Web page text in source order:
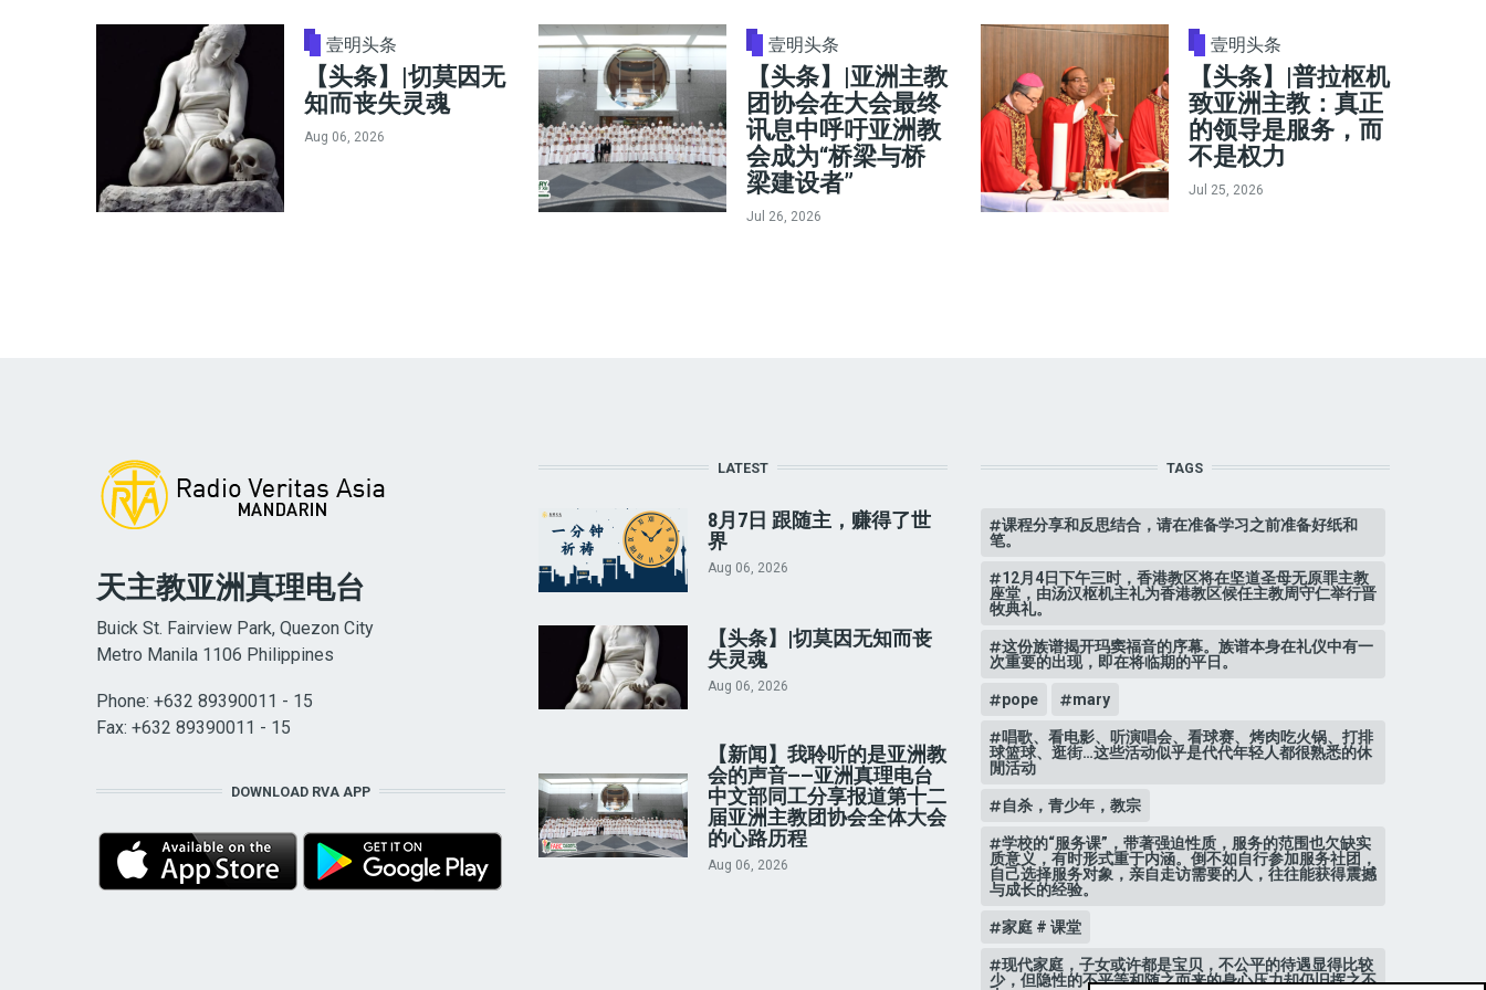
壹明头条
【头条】|切莫因无
知而丧失灵魂
Aug 06, 2026
壹明头条
【头条】|亚洲主教
团协会在大会最终
讯息中呼吁亚洲教
会成为“桥梁与桥
梁建设者”
Jul 26, 2026
壹明头条
【头条】|普拉枢机
致亚洲主教：真正
的领导是服务，而
不是权力
Jul 25, 2026
天主教亚洲真理电台
Buick St. Fairview Park, Quezon City
Metro Manila 1106 Philippines
Phone: +632 89390011 - 15
Fax: +632 89390011 - 15
DOWNLOAD RVA APP
LATEST
8月7日 跟随主，赚得了世
界
Aug 06, 2026
【头条】|切莫因无知而丧
失灵魂
Aug 06, 2026
【新闻】我聆听的是亚洲教
会的声音——亚洲真理电台
中文部同工分享报道第十二
届亚洲主教团协会全体大会
的心路历程
Aug 06, 2026
TAGS
课程分享和反思结合，请在准备学习之前准备好纸和
笔。
12月4日下午三时，香港教区将在坚道圣母无原罪主教
座堂，由汤汉枢机主礼为香港教区候任主教周守仁举行晋
牧典礼。
这份族谱揭开玛窦福音的序幕。族谱本身在礼仪中有一
次重要的出现，即在将临期的平日。
pope mary
唱歌、看电影、听演唱会、看球赛、烤肉吃火锅、打排
球篮球、逛街…这些活动似乎是代代年轻人都很熟悉的休
閒活动
自杀，青少年，教宗
学校的“服务课”，带著强迫性质，服务的范围也欠缺实
质意义，有时形式重于内涵。倒不如自行参加服务社团，
自己选择服务对象，亲自走访需要的人，往往能获得震撼
与成长的经验。
家庭 # 课堂
现代家庭，子女或许都是宝贝，不公平的待遇显得比较
少，但隐性的不平等和随之而来的身心压力却仍旧挥之不